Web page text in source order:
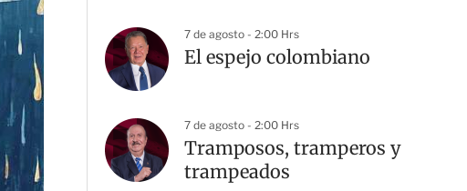
7 de agosto - 2:00 Hrs
El espejo colombiano
7 de agosto - 2:00 Hrs
Tramposos, tramperos y
trampeados